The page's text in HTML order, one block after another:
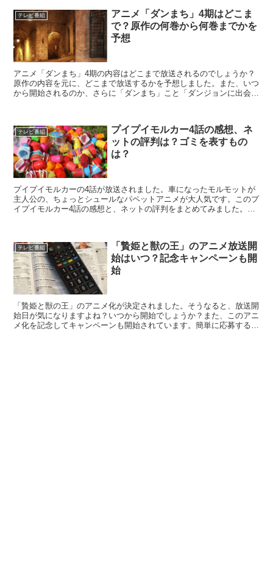
テレビ番組
アニメ「ダンまち」4期はどこま
で？原作の何巻から何巻までかを
予想
アニメ「ダンまち」4期の内容はどこまで放送されるのでしょうか？
原作の内容を元に、どこまで放送するかを予想しました。また、いつ
から開始されるのか、さらに「ダンまち」こと「ダンジョンに出会い
テレビ番組
プイプイモルカー4話の感想、ネ
ットの評判は？ゴミを表すもの
は？
プイプイモルカーの4話が放送されました。車になったモルモットが
主人公の、ちょっとシュールなパペットアニメが大人気です。このプ
イプイモルカー4話の感想と、ネットの評判をまとめてみました。人
テレビ番組
「贄姫と獣の王」のアニメ放送開
始はいつ？記念キャンペーンも開
始
「贄姫と獣の王」のアニメ化が決定されました。そうなると、放送開
始日が気になりますよね？いつから開始でしょうか？また、このアニ
メ化を記念してキャンペーンも開始されています。簡単に応募するこ